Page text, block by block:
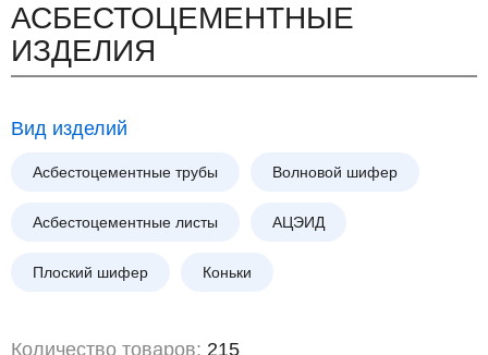
АСБЕСТОЦЕМЕНТНЫЕ
ИЗДЕЛИЯ
Вид изделий
Асбестоцементные трубы Волновой шифер
Асбестоцементные листы АЦЭИД
Плоский шифер Коньки
Количество товаров: 215